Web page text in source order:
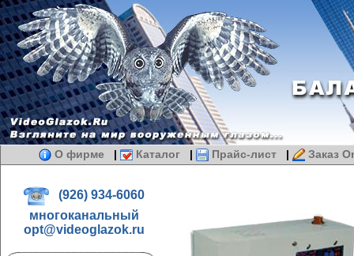
О фирме | Каталог | Прайс-лист | Заказ
(926) 934-6060
многоканальный
opt@videoglazok.ru